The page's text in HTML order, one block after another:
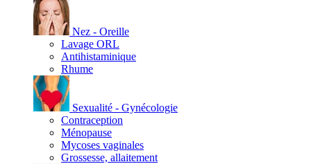
Nez - Oreille
Lavage ORL
Antihistaminique
Rhume
Sexualité - Gynécologie
Contraception
Ménopause
Mycoses vaginales
Grossesse, allaitement